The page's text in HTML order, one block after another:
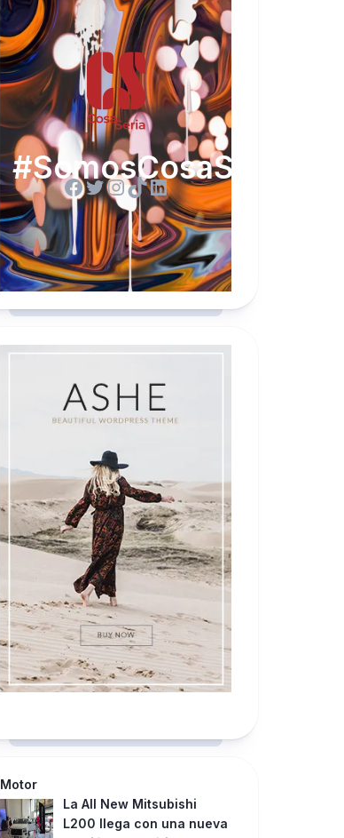
#SomosCosaSeria
Facebook
Twitter
Instagram
TikTok
LinkedIn
Motor
La All New Mitsubishi
L200 llega con una nueva